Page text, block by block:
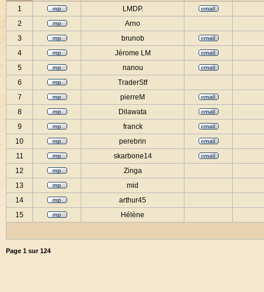
1
LMDP.
2
Arno
3
brunob
4
Jérome LM
5
nanou
6
TraderStf
7
pierreM
8
Dilawata
9
franck
10
perebrin
11
skarbone14
12
Zinga
13
mid
14
arthur45
15
Hélène
Page 1 sur124